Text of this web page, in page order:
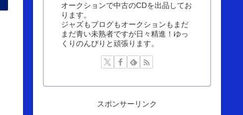
オークションで中古のCDを出品してお
ります。
ジャズもブログもオークションもまだ
まだ青い未熟者ですが日々精進！ゆっ
くりのんびりと頑張ります。
スポンサーリンク